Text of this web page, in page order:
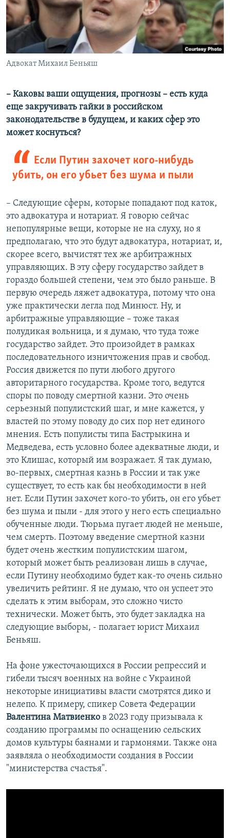
Адвокат Михаил Беньяш
– Каковы ваши ощущения, прогнозы – есть куда
еще закручивать гайки в российском
законодательстве в будущем, и каких сфер это
может коснуться?
Если Путин захочет кого-нибудь
убить, он его убьет без шума и пыли
– Следующие сферы, которые попадают под каток,
это адвокатура и нотариат. Я говорю сейчас
непопулярные вещи, которые не на слуху, но я
предполагаю, что это будут адвокатура, нотариат, и,
скорее всего, вычистят тех же арбитражных
управляющих. В эту сферу государство зайдет в
гораздо большей степени, чем это было раньше. В
первую очередь ляжет адвокатура, потому что она
уже практически легла под Минюст. Ну, и
арбитражные управляющие – тоже такая
полудикая вольница, и я думаю, что туда тоже
государство зайдет. Это произойдет в рамках
последовательного изничтожения прав и свобод.
Россия движется по пути любого другого
авторитарного государства. Кроме того, ведутся
споры по поводу смертной казни. Это очень
серьезный популистский шаг, и мне кажется, у
властей по этому поводу до сих пор нет единого
мнения. Есть популисты типа Бастрыкина и
Медведева, есть условно более адекватные люди, и
это Клишас, который им возражает. Я так думаю,
во-первых, смертная казнь в России и так уже
существует, то есть как бы необходимости в ней
нет. Если Путин захочет кого-то убить, он его убьет
без шума и пыли - для этого у него есть специально
обученные люди. Тюрьма пугает людей не меньше,
чем смерть. Поэтому введение смертной казни
будет очень жестким популистским шагом,
который может быть реализован лишь в случае,
если Путину необходимо будет как-то очень сильно
увеличить рейтинг. Я не думаю, что он успеет это
сделать к этим выборам, это сложно чисто
технически. Может быть, это будет закладка на
следующие выборы, - полагает юрист Михаил
Беньяш.
На фоне ужесточающихся в России репрессий и
гибели тысяч военных на войне с Украиной
некоторые инициативы власти смотрятся дико и
нелепо. К примеру, спикер Совета Федерации
Валентина Матвиенко в 2023 году призывала к
созданию программы по оснащению сельских
домов культуры баянами и гармонями. Также она
заявляла о необходимости создания в России
"министерства счастья".